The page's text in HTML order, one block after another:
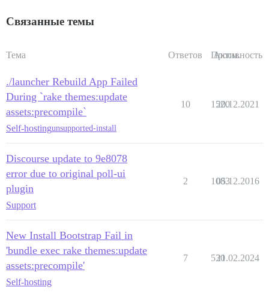
Связанные темы
Тема Ответов Просм.
Активность
./launcher Rebuild App Failed
During `rake themes:update
assets:precompile`
Self-hostingunsupported-install
10 1520
20.12.2021
Discourse update to 9e8078
error due to original poll-ui
plugin
Support
2 1083
05.12.2016
New Install Bootstrap Fail in
'bundle exec rake themes:update
assets:precompile'
Self-hosting
7 530
21.02.2024